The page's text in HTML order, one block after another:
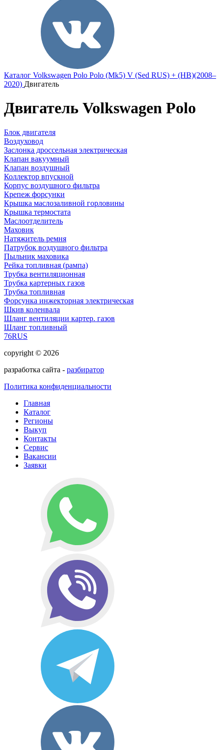
Каталог Volkswagen Polo Polo (Mk5) V (Sed RUS) + (HB)(2008–
2020) Двигатель
Двигатель Volkswagen Polo
Блок двигателя
Воздуховод
Заслонка дроссельная электрическая
Клапан вакуумный
Клапан воздушный
Коллектор впускной
Корпус воздушного фильтра
Крепеж форсунки
Крышка маслозаливной горловины
Крышка термостата
Маслоотделитель
Маховик
Натяжитель ремня
Патрубок воздушного фильтра
Пыльник маховика
Рейка топливная (рампа)
Трубка вентиляционная
Трубка картерных газов
Трубка топливная
Форсунка инжекторная электрическая
Шкив коленвала
Шланг вентиляции картер. газов
Шланг топливный
76RUS
copyright © 2026
разработка сайта - разбиратор
Политика конфиденциальности
Главная
Каталог
Регионы
Выкуп
Контакты
Сервис
Вакансии
Заявки